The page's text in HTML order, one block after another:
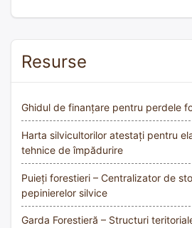
Resurse
Ghidul de finanțare pentru perdele
Harta silvicultorilor atestați pentru
tehnice de împădurire
Puieți forestieri – Centralizator de
pepinierelor silvice
Garda Forestieră – Structuri